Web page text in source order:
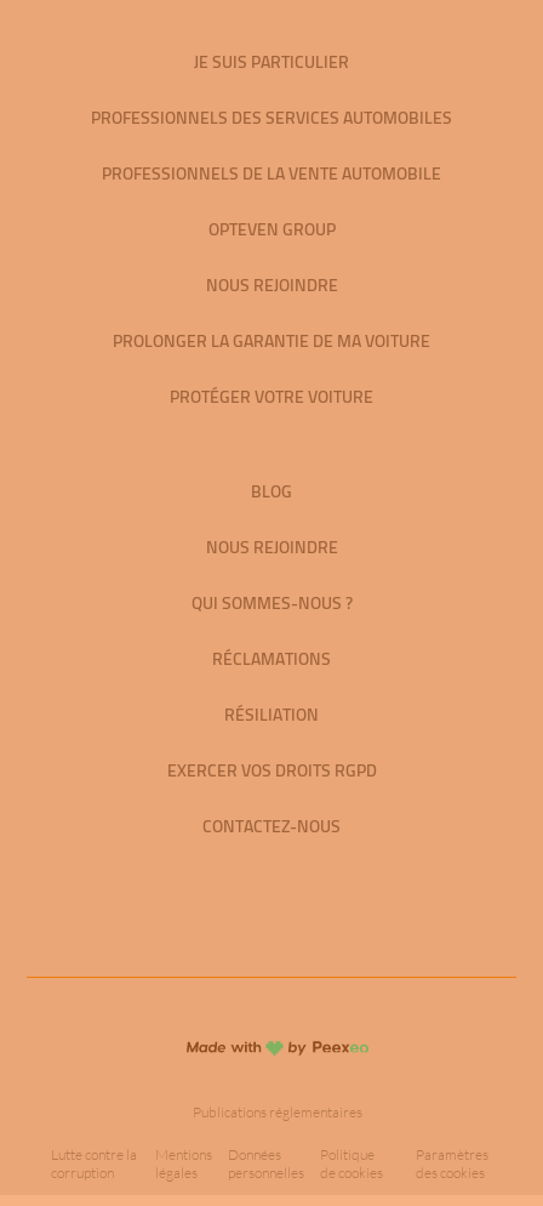
JE SUIS PARTICULIER
PROFESSIONNELS DES SERVICES AUTOMOBILES
PROFESSIONNELS DE LA VENTE AUTOMOBILE
OPTEVEN GROUP
NOUS REJOINDRE
PROLONGER LA GARANTIE DE MA VOITURE
PROTÉGER VOTRE VOITURE
BLOG
NOUS REJOINDRE
QUI SOMMES-NOUS ?
RÉCLAMATIONS
RÉSILIATION
EXERCER VOS DROITS RGPD
CONTACTEZ-NOUS
Publications réglementaires
Lutte contre la
corruption
Mentions
légales
Données
personnelles
Politique
de cookies
Paramètres
des cookies